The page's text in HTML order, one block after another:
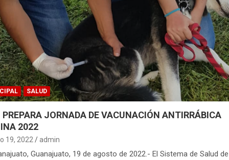
SALUD
PREPARA JORNADA DE VACUNACIÓN ANTIRRÁBICA
2022
19, 2022 admin
Guanajuato, 19 de agosto de 2022.- El Sistema de Salud de